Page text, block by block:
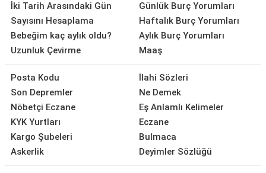
İki Tarih Arasındaki Gün
Sayısını Hesaplama
Bebeğim kaç aylık oldu?
Uzunluk Çevirme
Günlük Burç Yorumları
Haftalık Burç Yorumları
Aylık Burç Yorumları
Maaş
Posta Kodu
Son Depremler
Nöbetçi Eczane
KYK Yurtları
Kargo Şubeleri
Askerlik
İlahi Sözleri
Ne Demek
Eş Anlamlı Kelimeler
Eczane
Bulmaca
Deyimler Sözlüğü